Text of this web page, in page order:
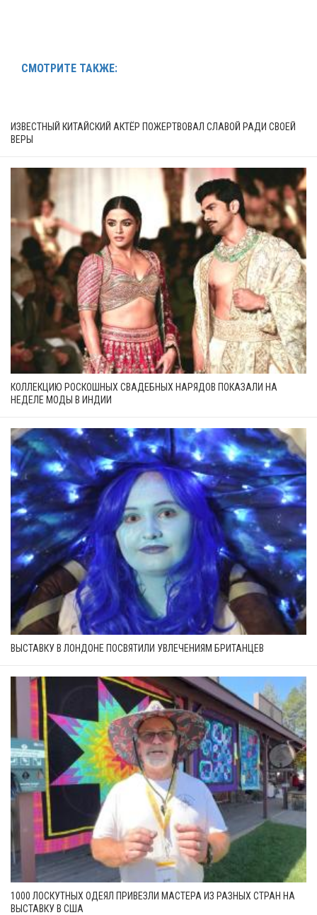
СМОТРИТЕ ТАКЖЕ:
ИЗВЕСТНЫЙ КИТАЙСКИЙ АКТЁР ПОЖЕРТВОВАЛ СЛАВОЙ РАДИ СВОЕЙ
ВЕРЫ
КОЛЛЕКЦИЮ РОСКОШНЫХ СВАДЕБНЫХ НАРЯДОВ ПОКАЗАЛИ НА
НЕДЕЛЕ МОДЫ В ИНДИИ
ВЫСТАВКУ В ЛОНДОНЕ ПОСВЯТИЛИ УВЛЕЧЕНИЯМ БРИТАНЦЕВ
1000 ЛОСКУТНЫХ ОДЕЯЛ ПРИВЕЗЛИ МАСТЕРА ИЗ РАЗНЫХ СТРАН НА
ВЫСТАВКУ В США